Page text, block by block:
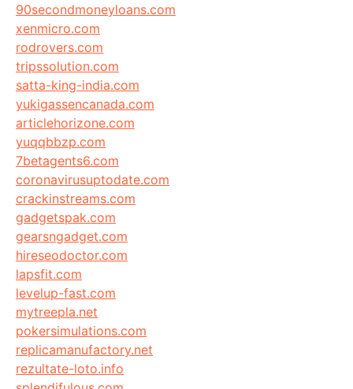
90secondmoneyloans.com
xenmicro.com
rodrovers.com
tripssolution.com
satta-king-india.com
yukigassencanada.com
articlehorizone.com
yuqqbbzp.com
7betagents6.com
coronavirusuptodate.com
crackinstreams.com
gadgetspak.com
gearsngadget.com
hireseodoctor.com
lapsfit.com
levelup-fast.com
mytreepla.net
pokersimulations.com
replicamanufactory.net
rezultate-loto.info